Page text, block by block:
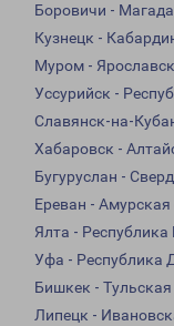
Боровичи -
Кузнецк -
Муром -
Уссурийск -
Славянск-на-
Хабаровск -
Бугуруслан -
Ереван - Амурская
Ялта -
Уфа - Республика
Бишкек - Тульская
Липецк -